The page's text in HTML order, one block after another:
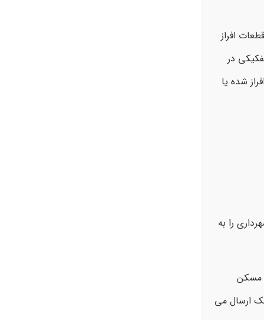
افراز
در
شده یا
را به
مسکن
ارسال می